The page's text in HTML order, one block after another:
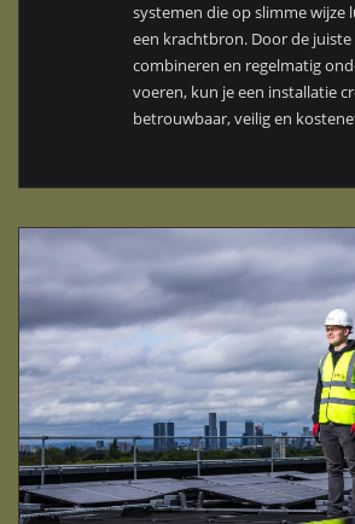
systemen die op slimme wijze
een krachtbron. Door de
combineren en regelmatig
voeren, kun je een installatie
betrouwbaar, veilig en